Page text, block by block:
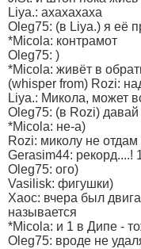
Liya.: ахахахаха
Oleg75: (в Liya.) я её
*Micola: контрамот
Oleg75: )
*Micola: живёт в
(whisper from) Rozi:
Liya.: Микола, может
Oleg75: (в Rozi)
*Micola: не-а)
Rozi: миколу не
Gerasim44: рекорд....!
Oleg75: ого)
Vasilisk: фигушки)
Xaoc: вчера был
называется
*Micola: и 1 в Дипе -
Oleg75: вроде не